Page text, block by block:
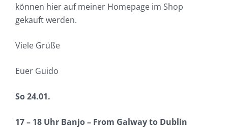
können hier auf meiner Homepage im Shop
gekauft werden.
Viele Grüße
Euer Guido
So 24.01.
17 – 18 Uhr Banjo – From Galway to Dublin